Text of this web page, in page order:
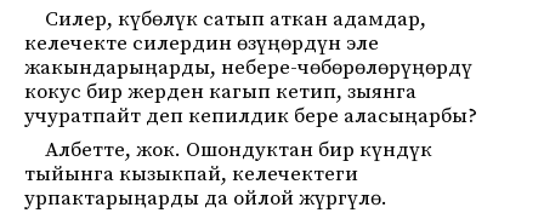
Силер, күбөлүк сатып аткан адамдар,
келечекте силердин өзүңөрдүн эле
жакындарыңарды, небере-чөбөрөлөрүңөрдү
кокус бир жерден кагып кетип, зыянга
учуратпайт деп кепилдик бере аласыңарбы?
Албетте, жок. Ошондуктан бир күндүк
тыйынга кызыкпай, келечектеги
урпактарыңарды да ойлой жүргүлө.